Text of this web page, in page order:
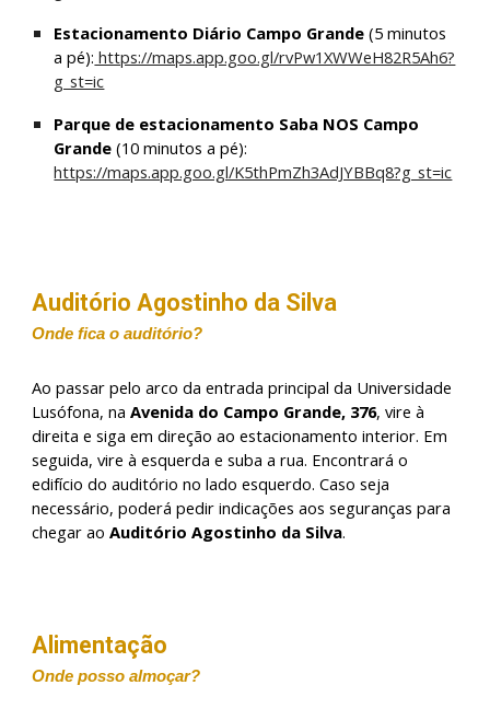
Estacionamento Diário Campo Grande (5 minutos
a pé): https://maps.app.goo.gl/rvPw1XWWeH82R5Ah6?
g_st=ic
Parque de estacionamento Saba NOS Campo
Grande(10 minutos a pé):
https://maps.app.goo.gl/K5thPmZh3AdJYBBq8?g_st=ic
Auditório Agostinho da Silva
Ondefica o auditório?
Ao passar pelo arco da entrada principal da Universidade
Lusófona, naAvenida do Campo Grande, 376, vire à
direita e siga em direção ao estacionamento interior. Em
seguida, vire à esquerda e suba a rua. Encontrará o
edifício do auditório no lado esquerdo. Caso seja
necessário, poderá pedir indicações aos seguranças para
chegar ao Auditório Agostinho da Silva.
Alimentação
Onde possoalmoçar?